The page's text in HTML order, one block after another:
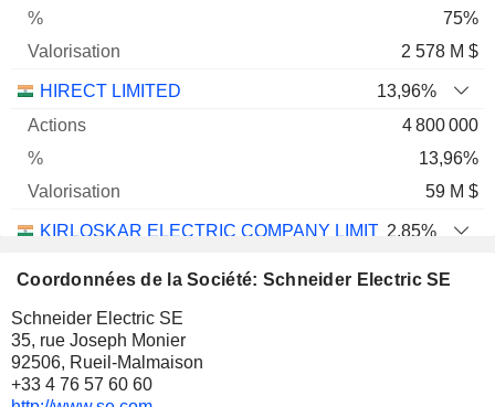
75%
2 578 M $
HIRECT LIMITED
13,96%
4 800 000
13,96%
59 M $
KIRLOSKAR ELECTRIC COMPANY LIMITED2,85%
Coordonnées de la Société: Schneider Electric SE
Schneider Electric SE
35, rue Joseph Monier
92506, Rueil-Malmaison
+33 4 76 57 60 60